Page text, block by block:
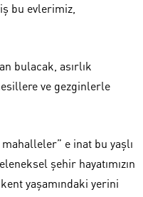
bu evlerimiz,
bulacak, asırlık
ve gezginlerle
e inat bu yaşlı
şehir hayatımızın
yaşamındaki yerini